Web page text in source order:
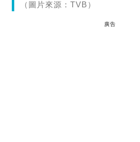
（圖片來源：TVB）
廣告